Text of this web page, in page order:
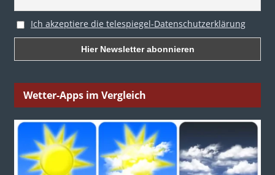
Ich akzeptiere die telespiegel-Datenschutzerklärung
Wetter-Apps im Vergleich